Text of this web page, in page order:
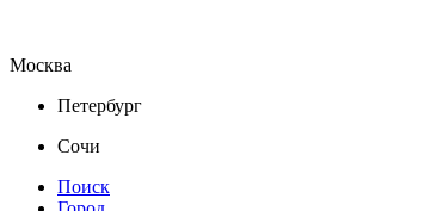
Москва
Петербург
Сочи
Поиск